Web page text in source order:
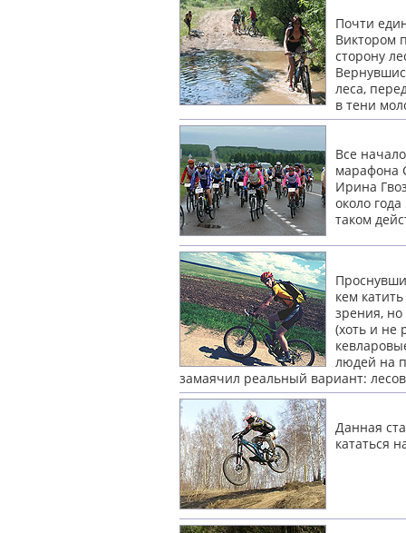
Почти
Виктором
сторону
леса,
в тени
Все
марафона
Ирина
около
таком
кем
зрения,
(хоть и не
людей на
замаячил реальный вариант:
Данная
кататься